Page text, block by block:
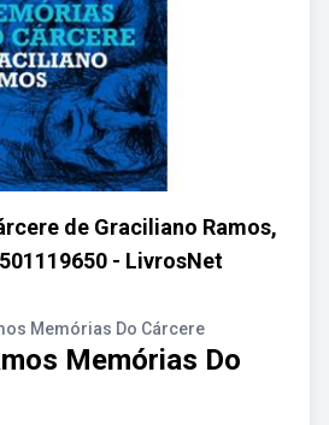
de Graciliano Ramos,
- LivrosNet
Memórias Do Cárcere
Memórias Do